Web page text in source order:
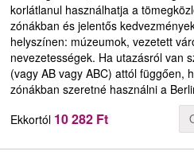
korlátlanul használhatja a
zónákban és jelentős
helyszínen: múzeumok, vezetett
nevezetességek. Ha utazásról van
(vagy AB vagy ABC) attól függően,
zónákban szeretné használni a
Ekkortól 10 282 Ft